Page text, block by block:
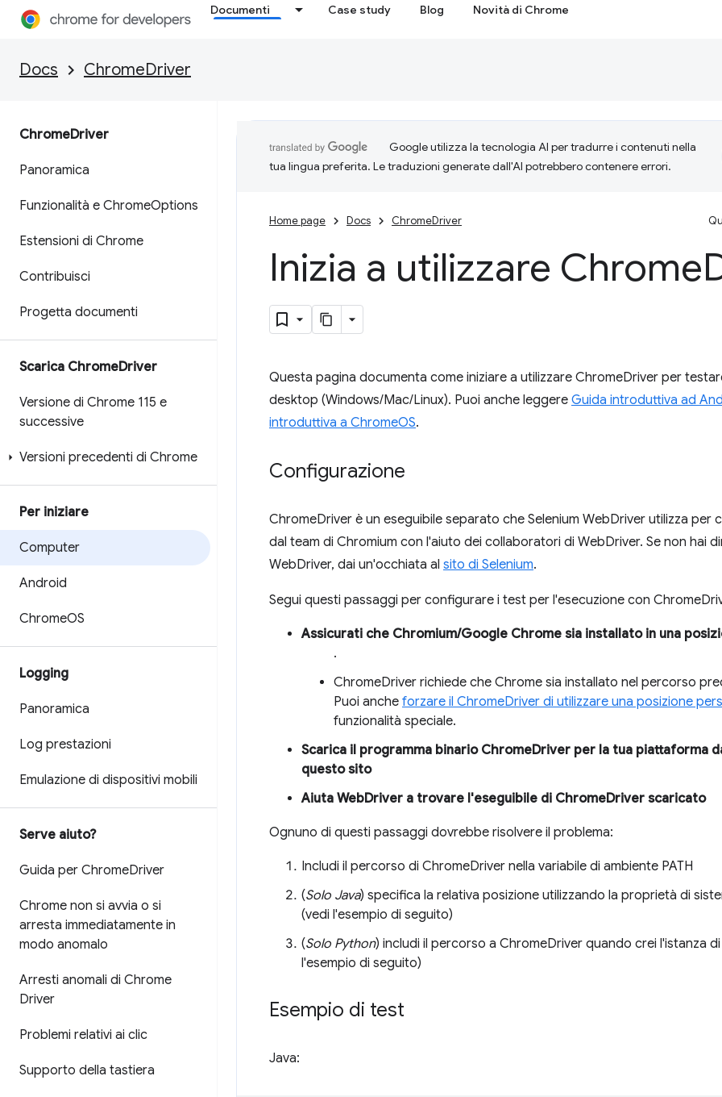
Documenti Case study Blog Novità di Chrome
Docs ChromeDriver
ChromeDriver
Panoramica
Funzionalità e ChromeOptions
Estensioni di Chrome
Contribuisci
Progetta documenti
Scarica ChromeDriver
Versione di Chrome 115 e
successive
Versioni precedenti di Chrome
Per iniziare
Computer
Android
ChromeOS
Logging
Panoramica
Log prestazioni
Emulazione di dispositivi mobili
Serve aiuto?
Guida per ChromeDriver
Chrome non si avvia o si
arresta immediatamente in
modo anomalo
Arresti anomali di Chrome
Driver
Problemi relativi ai clic
Supporto della tastiera
Google utilizza la tecnologia AI per tradurre i contenuti nella
tua lingua preferita. Le traduzioni generate dall'AI potrebbero contenere errori.
Home page Docs ChromeDriver
Inizia a utilizzare Chrome
Questa pagina documenta come iniziare a utilizzare ChromeDriver per
desktop (Windows/Mac/Linux). Puoi anche leggere Guida introduttiva ad
introduttiva a ChromeOS.
Configurazione
ChromeDriver è un eseguibile separato che Selenium WebDriver utilizza per
dal team di Chromium con l'aiuto dei collaboratori di WebDriver. Se non hai
WebDriver, dai un'occhiata al sito di Selenium.
Segui questi passaggi per configurare i test per l'esecuzione con
Assicurati che Chromium/Google Chrome sia installato in una
.
ChromeDriver richiede che Chrome sia installato nel percorso
Puoi anche forzare il ChromeDriver di utilizzare una posizione
funzionalità speciale.
Scarica il programma binario ChromeDriver per la tua piattaforma
questo sito
Aiuta WebDriver a trovare l'eseguibile di ChromeDriver scaricato
Ognuno di questi passaggi dovrebbe risolvere il problema:
Includi il percorso di ChromeDriver nella variabile di ambiente PATH
(Solo Java) specifica la relativa posizione utilizzando la proprietà di
(vedi l'esempio di seguito)
(Solo Python) includi il percorso a ChromeDriver quando crei l'istanza
l'esempio di seguito)
Esempio di test
Java: